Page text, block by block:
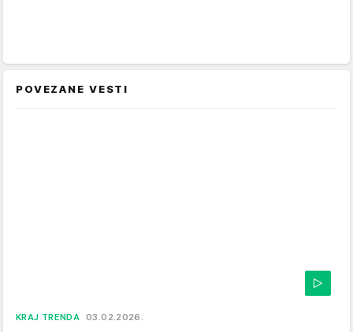
POVEZANE VESTI
KRAJ TRENDA 03.02.2026.